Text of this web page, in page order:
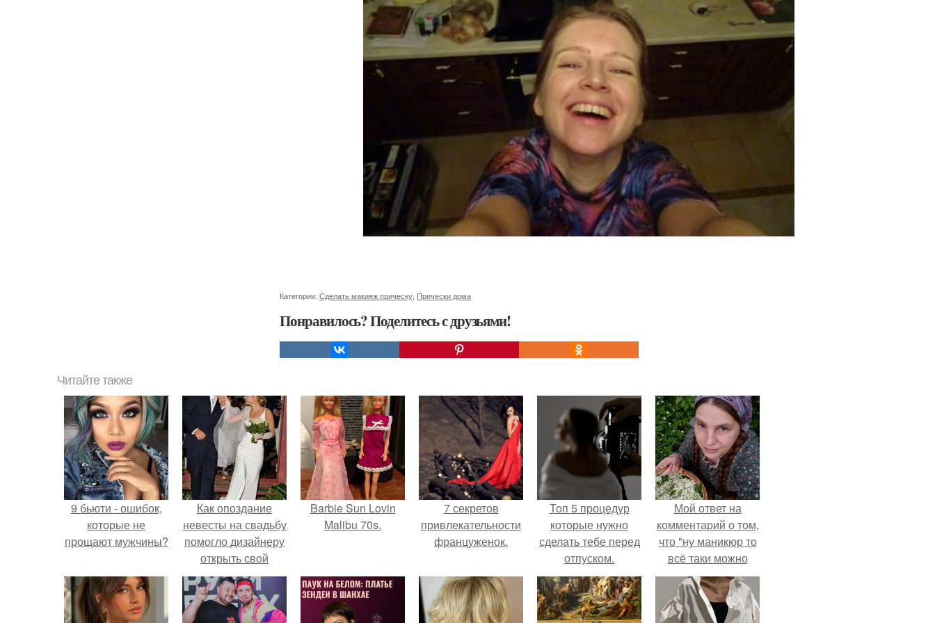
Категории: Сделать макияж прическу Прически дома
Понравилось? Поделитесь с друзьями!
Читайте также
9 бьюти - ошибок,
которые не
прощают мужчины?
Как опоздание
невесты на свадьбу
помогло дизайнеру
открыть свой
бренд.
Barbie Sun Lovin
Malibu 70s.
7 секретов
привлекательности
француженок.
Топ 5 процедур
которые нужно
сделать тебе перед
отпуском.
Мой ответ на
комментарий о том,
что "ну маникюр то
всё таки можно
было бы сделать.